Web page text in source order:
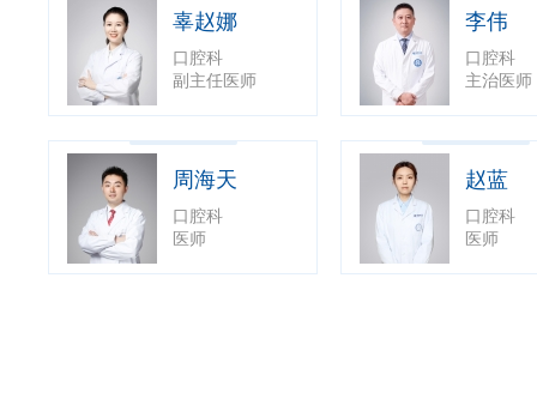
辜赵娜
口腔科
副主任医师
李伟
口腔科
主治医师
周海天
口腔科
医师
赵蓝
口腔科
医师